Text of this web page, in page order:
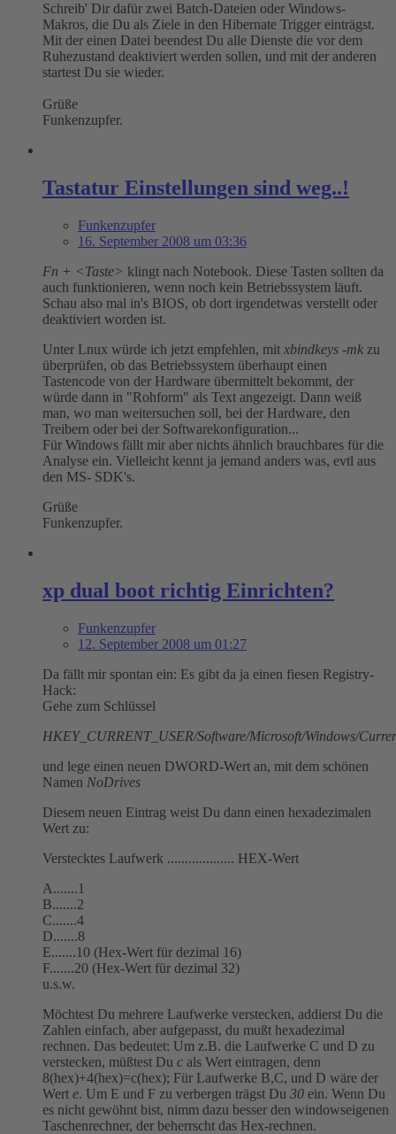
Schreib' Dir dafür zwei Batch-Dateien oder Windows-
Makros, die Du als Ziele in den Hibernate Trigger einträgst.
Mit der einen Datei beendest Du alle Dienste die vor dem
Ruhezustand deaktiviert werden sollen, und mit der anderen
startest Du sie wieder.
Grüße
Funkenzupfer.
Tastatur Einstellungen sind weg..!
Funkenzupfer
16. September 2008 um 03:36
Fn + <Taste> klingt nach Notebook. Diese Tasten sollten da
auch funktionieren, wenn noch kein Betriebssystem läuft.
Schau also mal in's BIOS, ob dort irgendetwas verstellt oder
deaktiviert worden ist.
Unter Lnux würde ich jetzt empfehlen, mit xbindkeys -mk zu
überprüfen, ob das Betriebssystem überhaupt einen
Tastencode von der Hardware übermittelt bekommt, der
würde dann in "Rohform" als Text angezeigt. Dann weiß
man, wo man weitersuchen soll, bei der Hardware, den
Treibern oder bei der Softwarekonfiguration...
Für Windows fällt mir aber nichts ähnlich brauchbares für die
Analyse ein. Vielleicht kennt ja jemand anders was, evtl aus
den MS- SDK's.
Grüße
Funkenzupfer.
xp dual boot richtig Einrichten?
Funkenzupfer
12. September 2008 um 01:27
Da fällt mir spontan ein: Es gibt da ja einen fiesen Registry-
Hack:
Gehe zum Schlüssel
HKEY_CURRENT_USER/Software/Microsoft/Windows/
und lege einen neuen DWORD-Wert an, mit dem schönen
Namen NoDrives
Diesem neuen Eintrag weist Du dann einen hexadezimalen
Wert zu:
Verstecktes Laufwerk ................... HEX-Wert
A.......1
B.......2
C.......4
D.......8
E.......10 (Hex-Wert für dezimal 16)
F.......20 (Hex-Wert für dezimal 32)
u.s.w.
Möchtest Du mehrere Laufwerke verstecken, addierst Du die
Zahlen einfach, aber aufgepasst, du mußt hexadezimal
rechnen. Das bedeutet: Um z.B. die Laufwerke C und D zu
verstecken, müßtest Du c als Wert eintragen, denn
8(hex)+4(hex)=c(hex); Für Laufwerke B,C, und D wäre der
Wert e. Um E und F zu verbergen trägst Du 30 ein. Wenn Du
es nicht gewöhnt bist, nimm dazu besser den windowseigenen
Taschenrechner, der beherrscht das Hex-rechnen.